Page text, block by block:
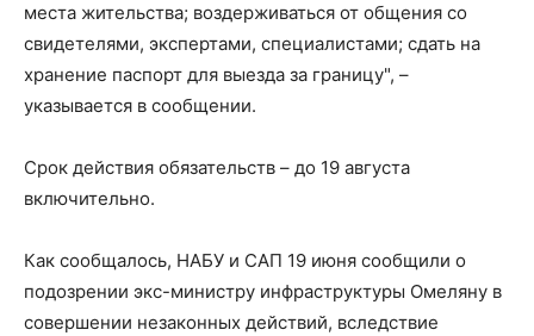
места жительства; воздерживаться от общения со
свидетелями, экспертами, специалистами; сдать на
хранение паспорт для выезда за границу", –
указывается в сообщении.
Срок действия обязательств – до 19 августа
включительно.
Как сообщалось, НАБУ и САП 19 июня сообщили о
подозрении экс-министру инфраструктуры Омеляну в
совершении незаконных действий, вследствие